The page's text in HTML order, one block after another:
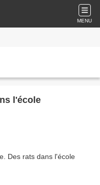
MENU
l'école